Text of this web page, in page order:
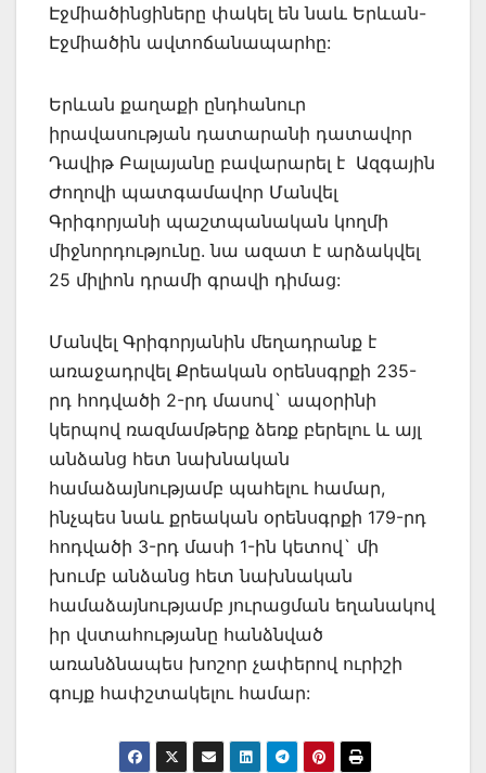
Էջմիածինցիները փակել են նաև Երևան-
Էջմիածին ավտոճանապարհը:
Երևան քաղաքի ընդհանուր
իրավասության դատարանի դատավոր
Դավիթ Բալայանը բավարարել է Ազգային
Ժողովի պատգամավոր Մանվել
Գրիգորյանի պաշտպանական կողմի
միջնորդությունը. նա ազատ է արձակվել
25 միլիոն դրամի գրավի դիմաց:
Մանվել Գրիգորյանին մեղադրանք է
առաջադրվել Քրեական օրենսգրքի 235-
րդ հոդվածի 2-րդ մասով` ապօրինի
կերպով ռազմամթերք ձեռք բերելու և այլ
անձանց հետ նախնական
համաձայնությամբ պահելու համար,
ինչպես նաև քրեական օրենսգրքի 179-րդ
հոդվածի 3-րդ մասի 1-ին կետով` մի
խումբ անձանց հետ նախնական
համաձայնությամբ յուրացման եղանակով
իր վստահությանը հանձնված
առանձնապես խոշոր չափերով ուրիշի
գույք հափշտակելու համար: